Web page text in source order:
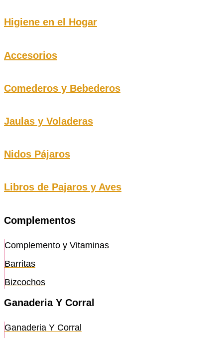
Higiene en el Hogar
Accesorios
Comederos y Bebederos
Jaulas y Voladeras
Nidos Pájaros
Libros de Pajaros y Aves
Complementos
Complemento y Vitaminas
Barritas
Bizcochos
Ganaderia Y Corral
Ganaderia Y Corral